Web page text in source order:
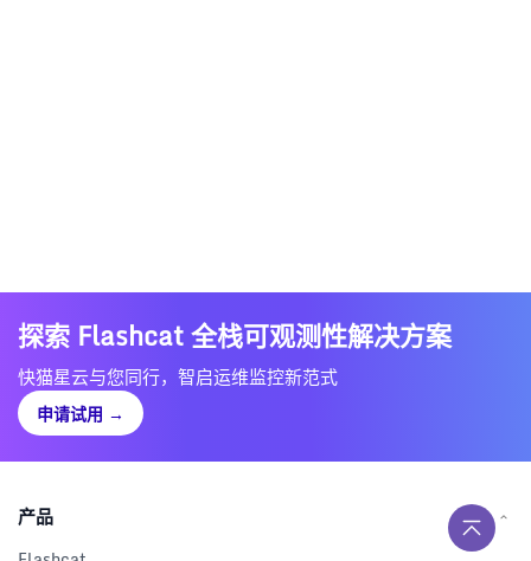
探索 Flashcat 全栈可观测性解决方案
快猫星云与您同行，智启运维监控新范式
申请试用 →
产品